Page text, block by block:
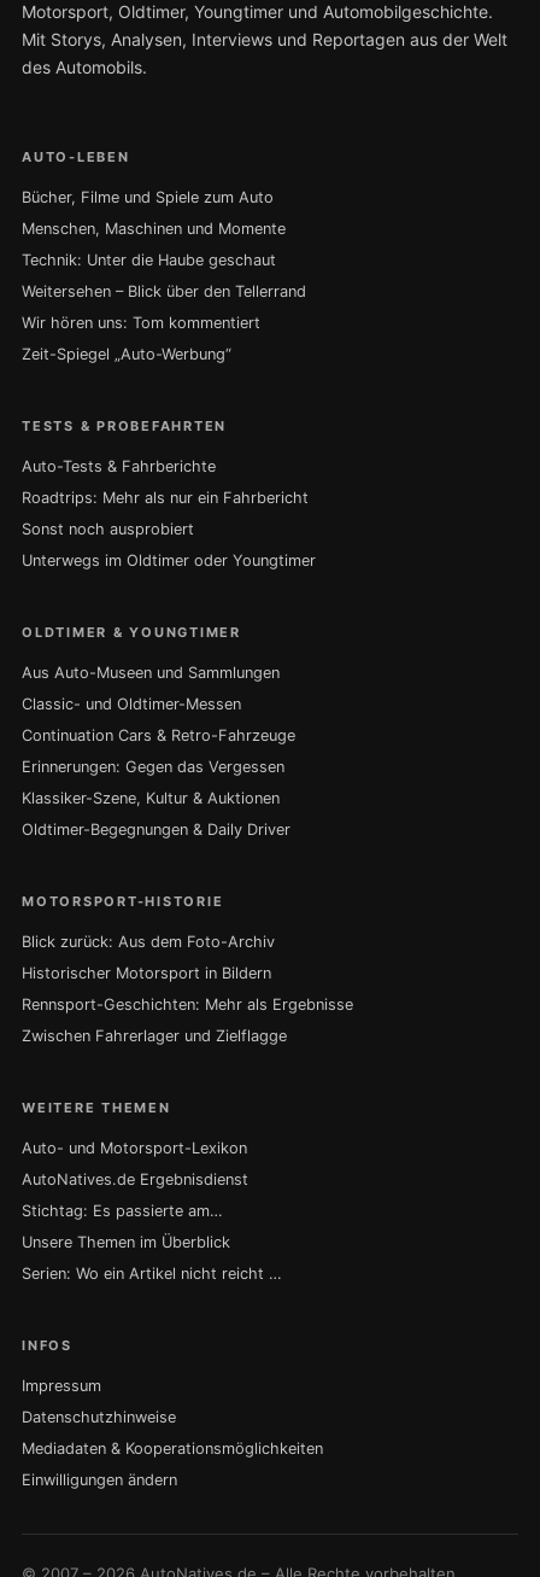
Motorsport, Oldtimer, Youngtimer und Automobilgeschichte.
Mit Storys, Analysen, Interviews und Reportagen aus der Welt
des Automobils.
AUTO-LEBEN
Bücher, Filme und Spiele zum Auto
Menschen, Maschinen und Momente
Technik: Unter die Haube geschaut
Weitersehen – Blick über den Tellerrand
Wir hören uns: Tom kommentiert
Zeit-Spiegel „Auto-Werbung“
TESTS & PROBEFAHRTEN
Auto-Tests & Fahrberichte
Roadtrips: Mehr als nur ein Fahrbericht
Sonst noch ausprobiert
Unterwegs im Oldtimer oder Youngtimer
OLDTIMER & YOUNGTIMER
Aus Auto-Museen und Sammlungen
Classic- und Oldtimer-Messen
Continuation Cars & Retro-Fahrzeuge
Erinnerungen: Gegen das Vergessen
Klassiker-Szene, Kultur & Auktionen
Oldtimer-Begegnungen & Daily Driver
MOTORSPORT-HISTORIE
Blick zurück: Aus dem Foto-Archiv
Historischer Motorsport in Bildern
Rennsport-Geschichten: Mehr als Ergebnisse
Zwischen Fahrerlager und Zielflagge
WEITERE THEMEN
Auto- und Motorsport-Lexikon
AutoNatives.de Ergebnisdienst
Stichtag: Es passierte am…
Unsere Themen im Überblick
Serien: Wo ein Artikel nicht reicht …
INFOS
Impressum
Datenschutzhinweise
Mediadaten & Kooperationsmöglichkeiten
Einwilligungen ändern